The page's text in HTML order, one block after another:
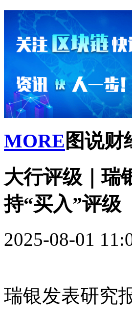
MORE 图说财
大行评级｜瑞
持“买入”评级
2025-08-01
瑞银发表研究